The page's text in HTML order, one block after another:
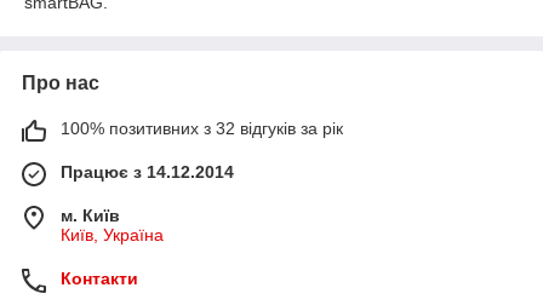
Про нас
100% позитивних з 32 відгуків за рік
Працює з 14.12.2014
м. Київ
Київ, Україна
Контакти